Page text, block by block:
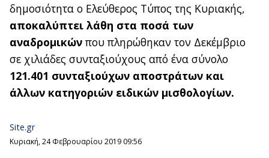
δημοσιότητα ο Ελεύθερος Τύπος της Κυριακής,
αποκαλύπτει λάθη στα ποσά των
αναδρομικώνπου πληρώθηκαν τον Δεκέμβριο
σε χιλιάδες συνταξιούχους από ένα σύνολο
121.401 συνταξιούχων αποστράτων και
άλλων κατηγοριών ειδικών μισθολογίων.
Site.gr
Κυριακή, 24 Φεβρουαρίου 2019 09:56